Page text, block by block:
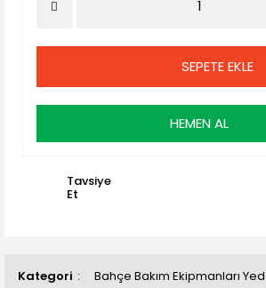
Kategori Bahçe Bakım Ekipmanları
SEPETE EKLE
HEMEN AL
Tavsiye
Et